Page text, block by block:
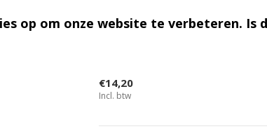
L'Oréal
€14,20
Incl. btw
op om onze website te verbeteren. Is